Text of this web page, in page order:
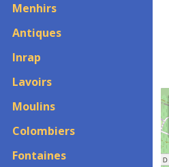
Menhirs
Antiques
Inrap
Lavoirs
Moulins
Colombiers
Fontaines